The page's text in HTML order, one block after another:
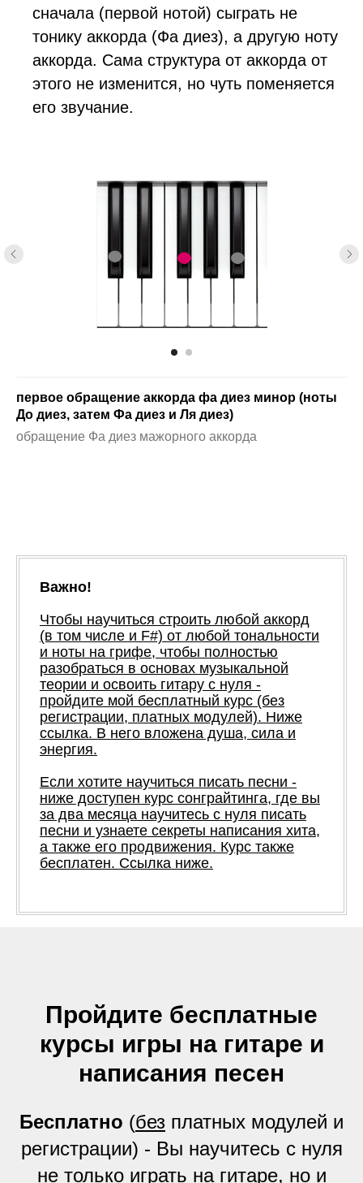
сначала (первой нотой) сыграть не
тонику аккорда (Фа диез), а другую ноту
аккорда. Сама структура от аккорда от
этого не изменится, но чуть поменяется
его звучание.
первое обращение аккорда фа диез минор (ноты
До диез, затем Фа диез и Ля диез)
обращение Фа диез мажорного аккорда
Важно!
Чтобы научиться строить любой аккорд
(в том числе и F#) от любой тональности
и ноты на грифе, чтобы полностью
разобраться в основах музыкальной
теории и освоить гитару с нуля -
пройдите мой бесплатный курс (без
регистрации, платных модулей). Ниже
ссылка. В него вложена душа, сила и
энергия.
Если хотите научиться писать песни -
ниже доступен курс сонграйтинга, где вы
за два месяца научитесь с нуля писать
песни и узнаете секреты написания хита,
а также его продвижения. Курс также
бесплатен. Ссылка ниже.
Пройдите бесплатные
курсы игры на гитаре и
написания песен
Бесплатно (без платных модулей и
регистрации) - Вы научитесь с нуля
не только играть на гитаре, но и